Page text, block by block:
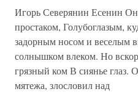
Игорь Северянин Есенин
простаком, Голубоглазым,
задорным носом и веселым
солнышком влеком. Но
грязный ком В сиянье глаз.
мятежа, злословил над